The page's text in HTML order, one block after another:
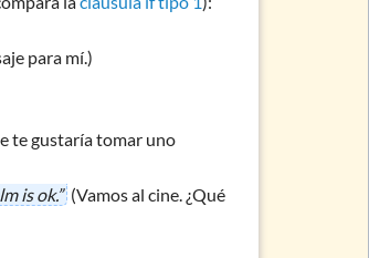
para mí.)
te gustaría tomar uno
is ok.” (Vamos al cine. ¿Qué